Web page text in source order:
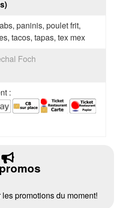
paninis, poulet frit,
tacos, tapas, tex mex
Foch
:
promotions du moment!